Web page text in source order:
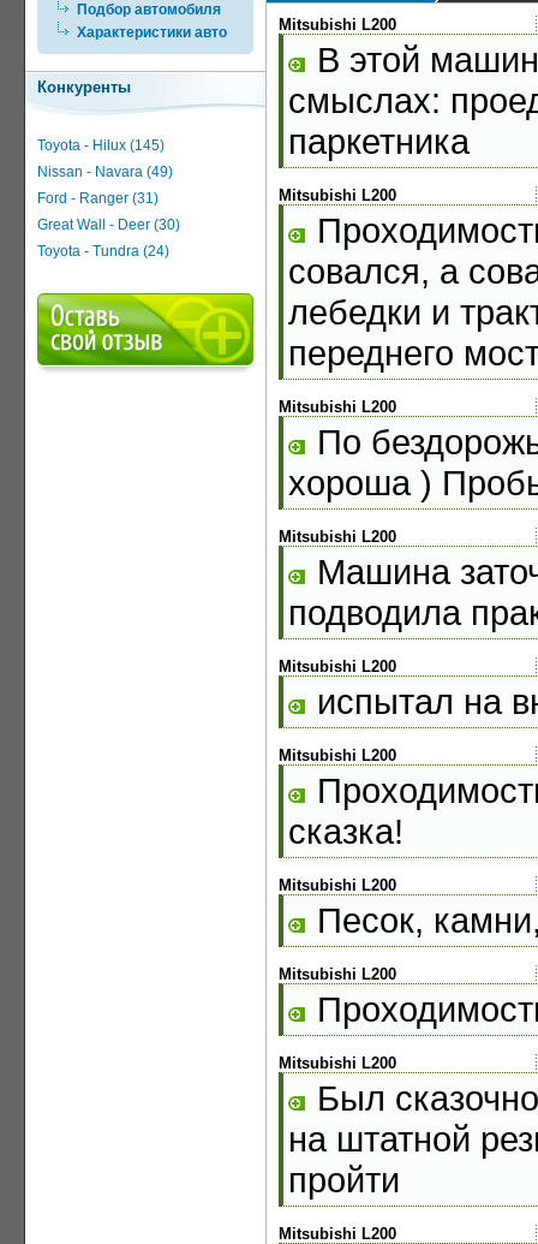
Подбор автомобиля
Характеристики авто
Конкуренты
Toyota - Hilux (145)
Nissan - Navara (49)
Ford - Ranger (31)
Great Wall - Deer (30)
Toyota - Tundra (24)
Mitsubishi L200
В этой
смыслах:
паркетника
Mitsubishi L200
совался, а
лебедки и
переднего
Mitsubishi L200
По
хороша )
Mitsubishi L200
Машина
подводила
Mitsubishi L200
испытал на
Mitsubishi L200
сказка!
Mitsubishi L200
Песок,
Mitsubishi L200
Mitsubishi L200
Был
на штатной
пройти
Mitsubishi L200